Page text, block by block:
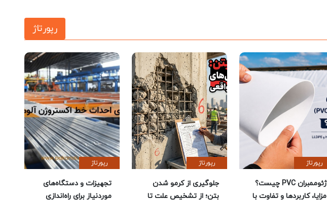
رپورتاژ
رپورتاژ
ژئوممبران PVC چیست؟
مزایا، کاربردها و تفاوت با
رپورتاژ
جلوگیری از کرمو شدن
بتن؛ از تشخیص علت تا
رپورتاژ
تجهیزات و دستگاه‌های
موردنیاز برای راه‌اندازی